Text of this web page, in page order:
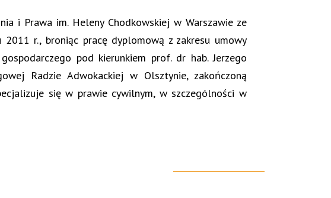
i Prawa im. Heleny Chodkowskiej w Warszawie ze
2011 r., broniąc pracę dyplomową z zakresu umowy
pod kierunkiem prof. dr hab. Jerzego
Radzie Adwokackiej w Olsztynie, zakończoną
się w prawie cywilnym, w szczególności w